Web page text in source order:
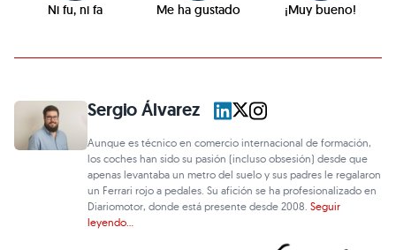
Ni fu, ni fa Me ha gustado ¡Muy bueno!
Sergio Álvarez
Aunque es técnico en comercio internacional de formación,
los coches han sido su pasión (incluso obsesión) desde que
apenas levantaba un metro del suelo y sus padres le regalaron
un Ferrari rojo a pedales. Su afición se ha profesionalizado en
Diariomotor, donde está presente desde 2008.Seguir
leyendo...